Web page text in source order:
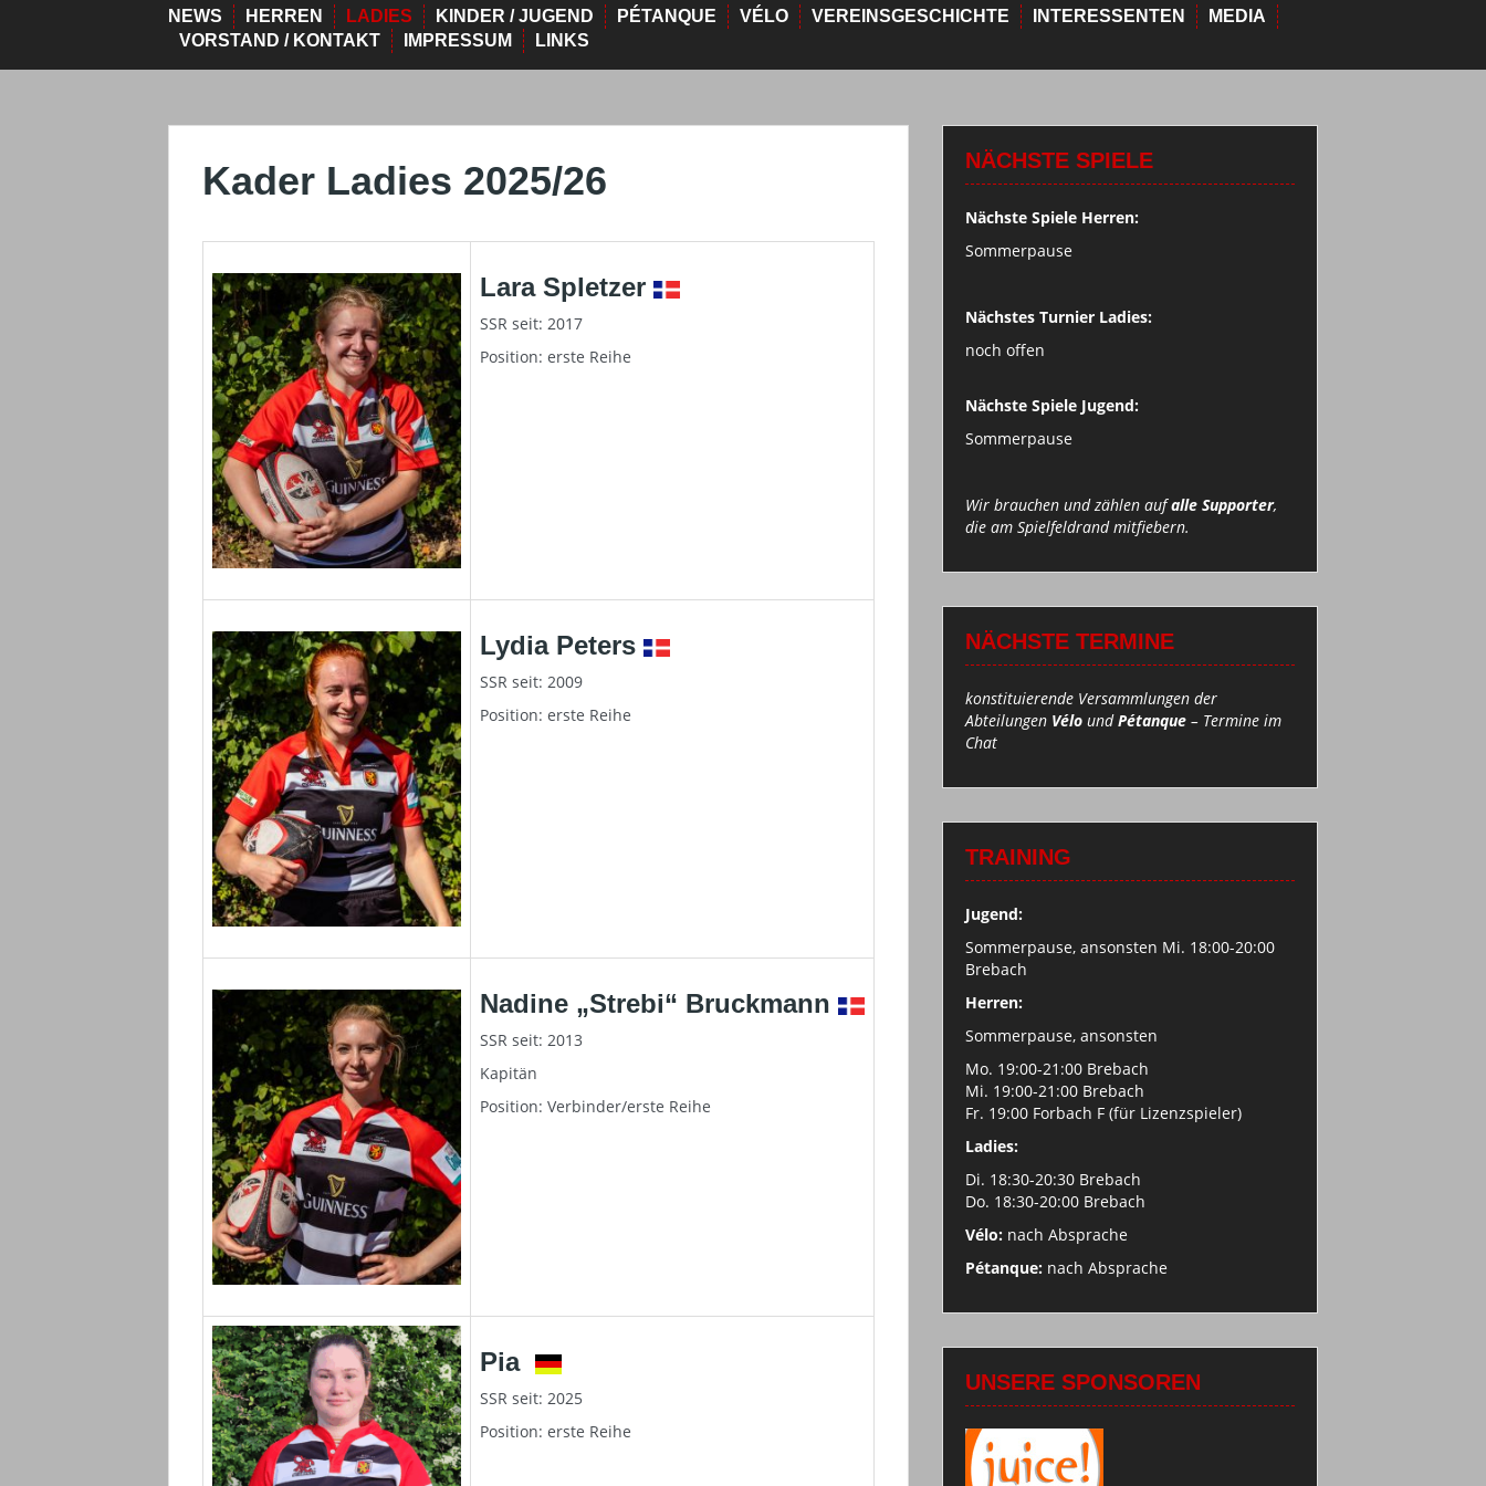
NEWS HERREN LADIES KINDER / JUGEND PÉTANQUE VÉLO VEREINSGESCHICHTE INTERESSENTEN
MEDIA
VORSTAND / KONTAKT
IMPRESSUM LINKS
Kader Ladies 2025/26
Lara Spletzer
SSR seit: 2017
Position: erste Reihe
Lydia Peters
SSR seit: 2009
Position: erste Reihe
Nadine „Strebi“ Bruckmann
SSR seit: 2013
Kapitän
Position: Verbinder/erste Reihe
Pia
SSR seit: 2025
Position: erste Reihe
NÄCHSTE SPIELE
Nächste Spiele Herren:
Sommerpause
Nächstes Turnier Ladies:
noch offen
Nächste Spiele Jugend:
Sommerpause
Wir brauchen und zählen aufalle Supporter,
die am Spielfeldrand mitfiebern.
NÄCHSTE TERMINE
konstituierende Versammlungen der
Abteilungen Vélo undPétanque – Termine im
Chat
TRAINING
Jugend:
Sommerpause, ansonsten Mi. 18:00-20:00
Brebach
Herren:
Sommerpause, ansonsten
Mo. 19:00-21:00 Brebach
Mi. 19:00-21:00 Brebach
Fr. 19:00 Forbach F (für Lizenzspieler)
Ladies:
Di. 18:30-20:30 Brebach
Do. 18:30-20:00 Brebach
Vélo: nach Absprache
Pétanque: nach Absprache
UNSERE SPONSOREN